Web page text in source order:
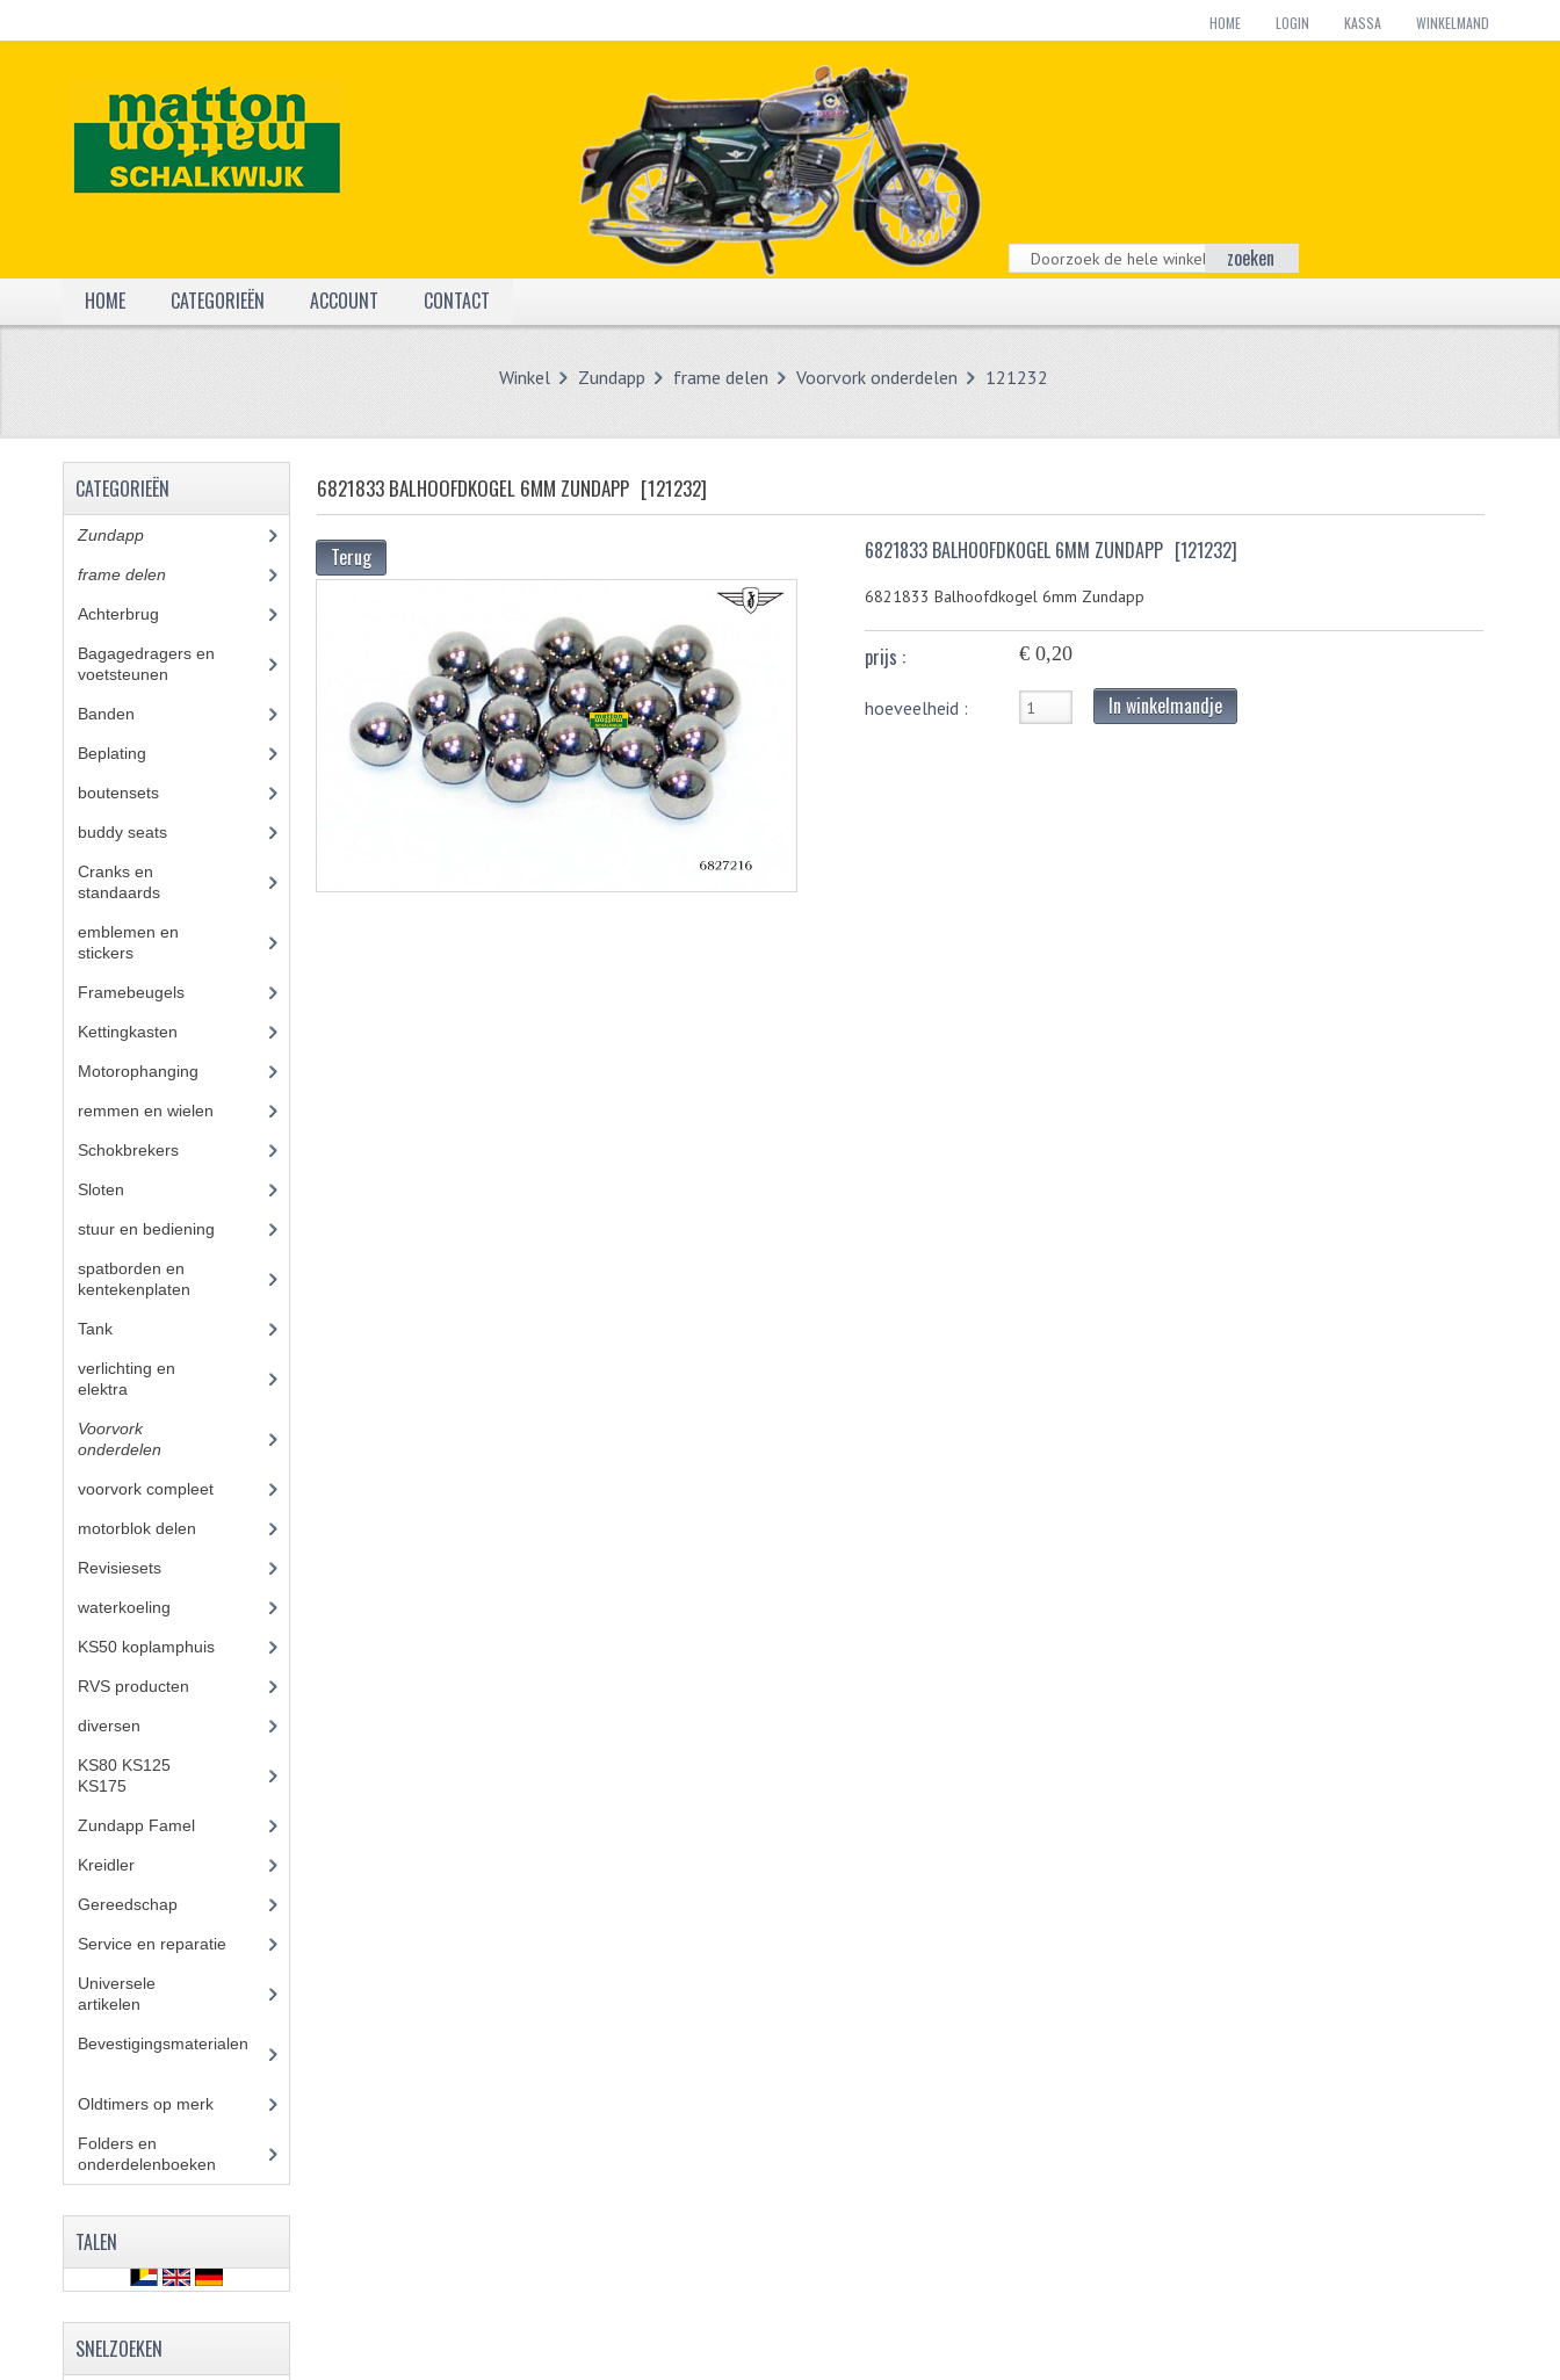
HOME LOGIN KASSA WINKELMAND
zoeken
HOME
CATEGORIEËN ACCOUNT CONTACT
Winkel Zundapp frame delen Voorvork onderdelen 121232
6821833 BALHOOFDKOGEL 6MM ZUNDAPP [121232]
Terug 6821833 BALHOOFDKOGEL 6MM ZUNDAPP [121232]
6821833 Balhoofdkogel 6mm Zundapp
prijs : € 0,20
hoeveelheid : In winkelmandje
CATEGORIEËN
Zundapp(2590)
frame delen
Achterbrug
Bagagedragers en
voetsteunen
Banden
Beplating
boutensets(24)
buddy seats(105)
Cranks en
standaards(24)
emblemen en
stickers(68)
Framebeugels(9)
Kettingkasten
Motorophanging
remmen en wielen
Schokbrekers(25)
Sloten
stuur en bediening
spatborden en
kentekenplaten
Tank(54)
verlichting en
elektra
Voorvork
onderdelen
voorvork compleet(30)
motorblok delen
Revisiesets(85)
waterkoeling
KS50 koplamphuis(22)
RVS producten
diversen
KS80 KS125
KS175(309)
Zundapp Famel(61)
Kreidler(648)
Gereedschap(5)
Service en reparatie
Universele
artikelen
Bevestigingsmaterialen
Oldtimers op merk(73)
Folders en
onderdelenboeken
TALEN
SNELZOEKEN